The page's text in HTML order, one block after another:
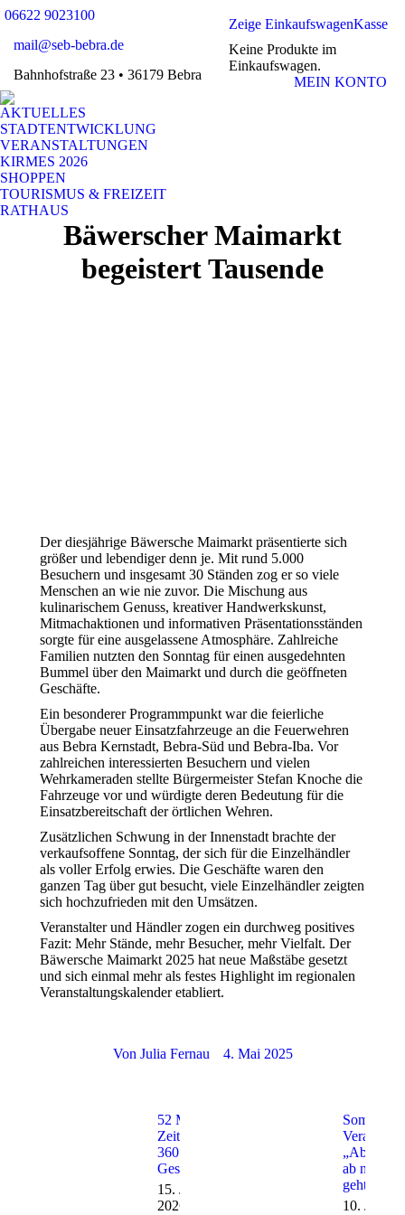
06622 9023100
mail@seb-bebra.de
Bahnhofstraße 23 • 36179 Bebra
Zeige EinkaufswagenKasse
Keine Produkte im
Einkaufswagen.
MEIN KONTO
AKTUELLES
STADTENTWICKLUNG
VERANSTALTUNGEN
KIRMES 2026
SHOPPEN
TOURISMUS & FREIZEIT
RATHAUS
Bäwerscher Maimarkt
begeistert Tausende
Der diesjährige Bäwersche Maimarkt präsentierte sich
größer und lebendiger denn je. Mit rund 5.000
Besuchern und insgesamt 30 Ständen zog er so viele
Menschen an wie nie zuvor. Die Mischung aus
kulinarischem Genuss, kreativer Handwerkskunst,
Mitmachaktionen und informativen Präsentationsständen
sorgte für eine ausgelassene Atmosphäre. Zahlreiche
Familien nutzten den Sonntag für einen ausgedehnten
Bummel über den Maimarkt und durch die geöffneten
Geschäfte.
Ein besonderer Programmpunkt war die feierliche
Übergabe neuer Einsatzfahrzeuge an die Feuerwehren
aus Bebra Kernstadt, Bebra-Süd und Bebra-Iba. Vor
zahlreichen interessierten Besuchern und vielen
Wehrkameraden stellte Bürgermeister Stefan Knoche die
Fahrzeuge vor und würdigte deren Bedeutung für die
Einsatzbereitschaft der örtlichen Wehren.
Zusätzlichen Schwung in der Innenstadt brachte der
verkaufsoffene Sonntag, der sich für die Einzelhändler
als voller Erfolg erwies. Die Geschäfte waren den
ganzen Tag über gut besucht, viele Einzelhändler zeigten
sich hochzufrieden mit den Umsätzen.
Veranstalter und Händler zogen ein durchweg positives
Fazit: Mehr Stände, mehr Besucher, mehr Vielfalt. Der
Bäwersche Maimarkt 2025 hat neue Maßstäbe gesetzt
und sich einmal mehr als festes Highlight im regionalen
Veranstaltungskalender etabliert.
Von Julia Fernau 4. Mai 2025
52 Meter
Zeitung,
360 Meter
Geschichte
15. Juli
2026
Sommer-
„Ab in
ab nach
geht an
10. Juli